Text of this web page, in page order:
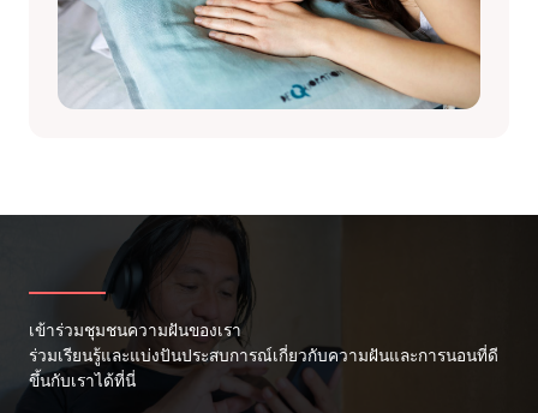
เข้าร่วมชุมชนความฝันของเรา
ร่วมเรียนรู้และแบ่งปันประสบการณ์เกี่ยวกับความฝันและการนอนที่ดี
ขึ้นกับเราได้ที่นี่